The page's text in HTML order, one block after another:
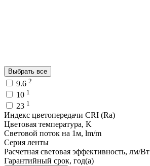
Выбрать все
9.6 2
10 1
23 1
Индекс цветопередачи CRI (Ra)
Цветовая температура, K
Световой поток на 1м, lm/m
Серия ленты
Расчетная световая эффективность, лм/Вт
Гарантийный срок, год(а)